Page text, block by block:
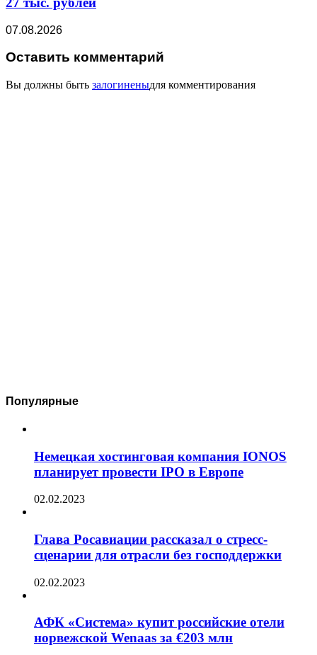
07.08.2026
Оставить комментарий
Вы должны быть залогиненыдля комментирования
Популярные
Немецкая хостинговая компания IONOS
планирует провести IPO в Европе
02.02.2023
Глава Росавиации рассказал о стресс-
сценарии для отрасли без господдержки
02.02.2023
АФК «Система» купит российские отели
норвежской Wenaas за €203 млн